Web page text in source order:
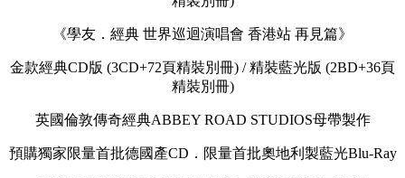
《學友．經典 世界巡迴演唱會 香港站 再見篇》
金款經典CD版 (3CD+72頁精裝別冊) / 精裝藍光版 (2BD+36頁
精裝別冊)
英國倫敦傳奇經典ABBEY ROAD STUDIOS母帶製作
預購獨家限量首批德國產CD．限量首批奧地利製藍光Blu-Ray